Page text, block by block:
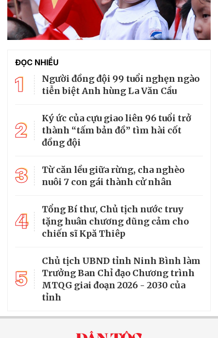
ĐỌC NHIỀU
1
Người đồng đội 99 tuổi nghẹn ngào
tiễn biệt Anh hùng La Văn Cầu
2
Ký ức của cựu giao liên 96 tuổi trở
thành “tấm bản đồ” tìm hài cốt
đồng đội
3
Từ căn lều giữa rừng, cha nghèo
nuôi 7 con gái thành cử nhân
4
Tổng Bí thư, Chủ tịch nước truy
tặng huân chương dũng cảm cho
chiến sĩ Kpă Thiêp
5
Chủ tịch UBND tỉnh Ninh Bình làm
Trưởng Ban Chỉ đạo Chương trình
MTQG giai đoạn 2026 - 2030 của
tỉnh